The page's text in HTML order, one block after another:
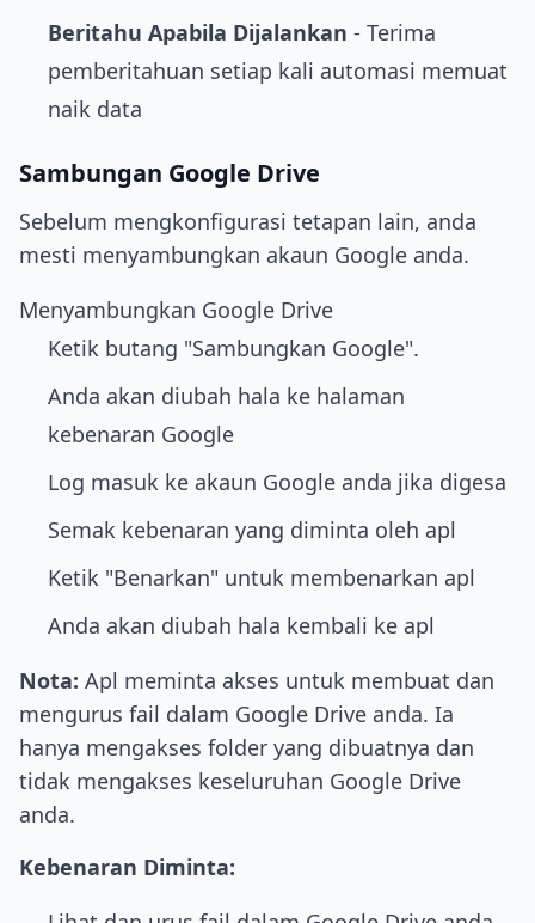
Beritahu Apabila Dijalankan - Terima
pemberitahuan setiap kali automasi memuat
naik data
Sambungan Google Drive
Sebelum mengkonfigurasi tetapan lain, anda
mesti menyambungkan akaun Google anda.
Menyambungkan Google Drive
Ketik butang "Sambungkan Google".
Anda akan diubah hala ke halaman
kebenaran Google
Log masuk ke akaun Google anda jika digesa
Semak kebenaran yang diminta oleh apl
Ketik "Benarkan" untuk membenarkan apl
Anda akan diubah hala kembali ke apl
Nota: Apl meminta akses untuk membuat dan
mengurus fail dalam Google Drive anda. Ia
hanya mengakses folder yang dibuatnya dan
tidak mengakses keseluruhan Google Drive
anda.
Kebenaran Diminta: